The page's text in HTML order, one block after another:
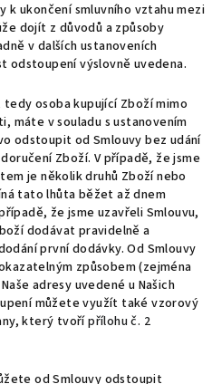
k ukončení smluvního vztahu mezi
dojít z důvodů a způsoby
v dalších ustanoveních
odstoupení výslovně uvedena.
osoba kupující Zboží mimo
máte v souladu s ustanovením
odstoupit od Smlouvy bez udání
Zboží. V případě, že jsme
je několik druhů Zboží nebo
tato lhůta běžet až dnem
že jsme uzavřeli Smlouvu,
dodávat pravidelně a
první dodávky. Od Smlouvy
způsobem (zejména
adresy uvedené u Našich
můžete využít také vzorový
který tvořípřílohu č. 2
od Smlouvy odstoupit